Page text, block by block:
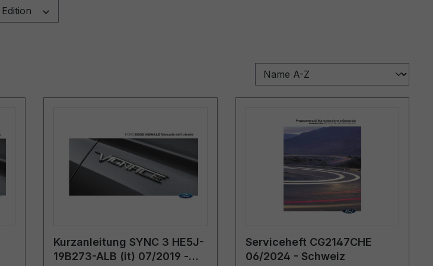
Edition
Kurzanleitung SYNC 3 HE5J-
19B273-ALB (it) 07/2019 -
Serviceheft CG2147CHE
06/2024 - Schweiz